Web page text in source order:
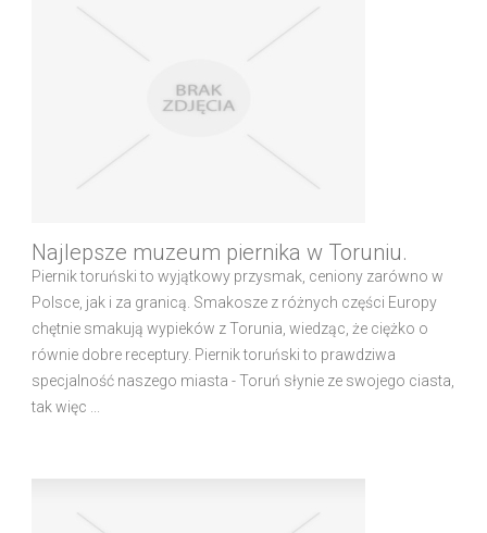
Najlepsze muzeum piernika w Toruniu.
Piernik toruński to wyjątkowy przysmak, ceniony zarówno w
Polsce, jak i za granicą. Smakosze z różnych części Europy
chętnie smakują wypieków z Torunia, wiedząc, że ciężko o
równie dobre receptury. Piernik toruński to prawdziwa
specjalność naszego miasta - Toruń słynie ze swojego ciasta,
tak więc ...